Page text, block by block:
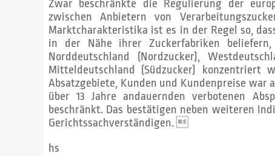
Zwar beschränkte die Regulierung der
zwischen Anbietern von
Marktcharakteristika ist es in der Regel so,
in der Nähe ihrer Zuckerfabriken
Norddeutschland (Nordzucker),
Mitteldeutschland (Südzucker) konzentriert
Absatzgebiete, Kunden und Kundenpreise war
über 13 Jahre andauernden verbotenen
beschränkt. Das bestätigen neben weiteren
Gerichtssachverständigen. 
hs